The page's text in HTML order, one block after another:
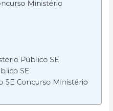
Ministério
Público SE
SE
SE Concurso Ministério